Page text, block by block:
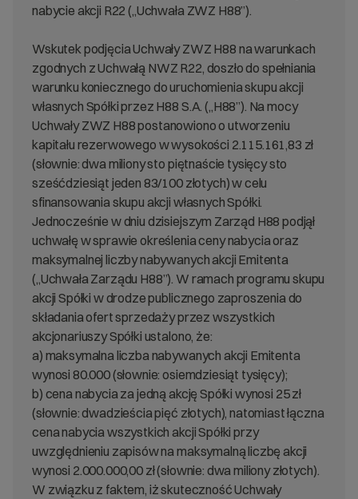
nabycie akcji R22 („Uchwała ZWZ H88”).
Wskutek podjęcia Uchwały ZWZ H88 na warunkach
zgodnych z Uchwałą NWZ R22, doszło do spełniania
warunku koniecznego do uruchomienia skupu akcji
własnych Spółki przez H88 S.A. („H88”). Na mocy
Uchwały ZWZ H88 postanowiono o utworzeniu
kapitału rezerwowego w wysokości 2.115.161,83 zł
(słownie: dwa miliony sto piętnaście tysięcy sto
sześćdziesiąt jeden 83/100 złotych) w celu
sfinansowania skupu akcji własnych Spółki.
Jednocześnie w dniu dzisiejszym Zarząd H88 podjął
uchwałę w sprawie określenia ceny nabycia oraz
maksymalnej liczby nabywanych akcji Emitenta
(„Uchwała Zarządu H88”). W ramach programu skupu
akcji Spółki w drodze publicznego zaproszenia do
składania ofert sprzedaży przez wszystkich
akcjonariuszy Spółki ustalono, że:
a) maksymalna liczba nabywanych akcji Emitenta
wynosi 80.000 (słownie: osiemdziesiąt tysięcy);
b) cena nabycia za jedną akcję Spółki wynosi 25 zł
(słownie: dwadzieścia pięć złotych), natomiast łączna
cena nabycia wszystkich akcji Spółki przy
uwzględnieniu zapisów na maksymalną liczbę akcji
wynosi 2.000.000,00 zł (słownie: dwa miliony złotych).
W związku z faktem, iż skuteczność Uchwały